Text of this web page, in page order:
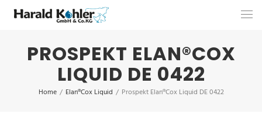
PROSPEKT ELAN®COX
LIQUID DE 0422
Home / Elan®Cox Liquid / Prospekt Elan®Cox Liquid DE 0422